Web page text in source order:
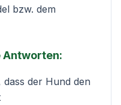
bzw. dem
der Hund den